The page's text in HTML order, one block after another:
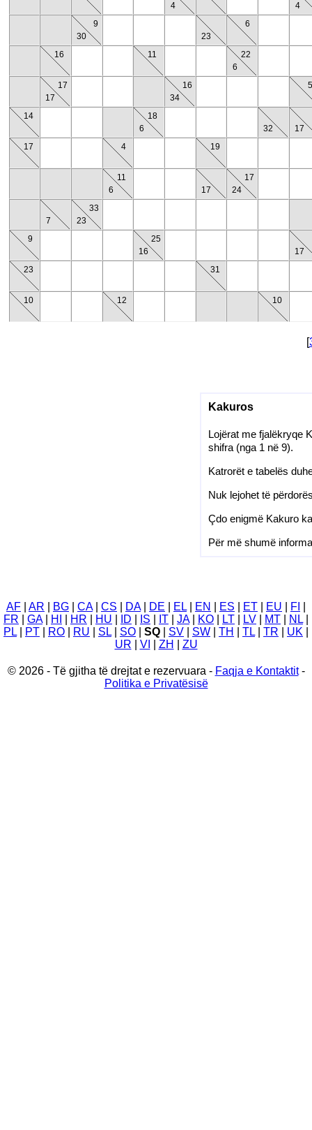
4
4
9
30
23
6
16 11
22
6
17
17
16
34
14
18
6
32
17
17
4 19
11
6
17
17
24
7
33
23
9
25
16
17
23
31
10 12 10
[
Kakuros
Lojërat me fjalëkryqe
shifra (nga 1 në 9).
Katrorët e tabelës
Nuk lejohet të
Çdo enigmë Kakuro
Për më shumë
AF AR BG CA| CS DA| DE EL EN ES ET EU FI
FR
GA| HI HR HU ID IS IT JA| KO LT LV MT NL
PL
PT RO RU SL SO SQ SV SW TH TL TR UK
UR
VI ZH ZU
© 2026 - Të gjitha të drejtat e rezervuara - Faqja e Kontaktit-
Politika e Privatësisë